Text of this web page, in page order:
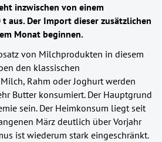
inzwischen von einem
aus. Der Import dieser zusätzlichen
Monat beginnen.
von Milchprodukten in diesem
den klassischen
Rahm oder Joghurt werden
Butter konsumiert. Der Hauptgrund
sein. Der Heimkonsum liegt seit
März deutlich über Vorjahr
ist wiederum stark eingeschränkt.